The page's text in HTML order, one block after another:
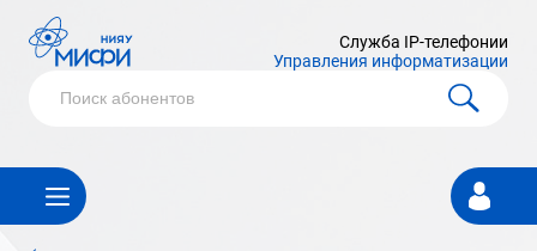
Служба IP-телефонии
Управления информатизации
Личный
кабинет